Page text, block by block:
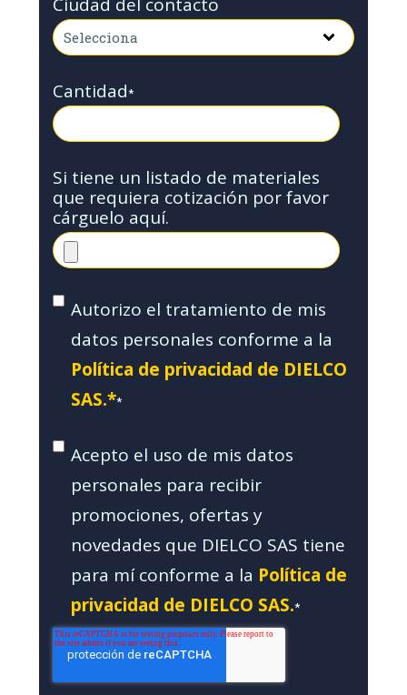
Cantidad*
Si tiene un listado de materiales
que requiera cotización por favor
cárguelo aquí.
Autorizo el tratamiento de mis
datos personales conforme a la
Política de privacidad de DIELCO
SAS.**
Acepto el uso de mis datos
personales para recibir
promociones, ofertas y
novedades que DIELCO SAS tiene
para mí conforme a la Política de
privacidad de DIELCO SAS.*